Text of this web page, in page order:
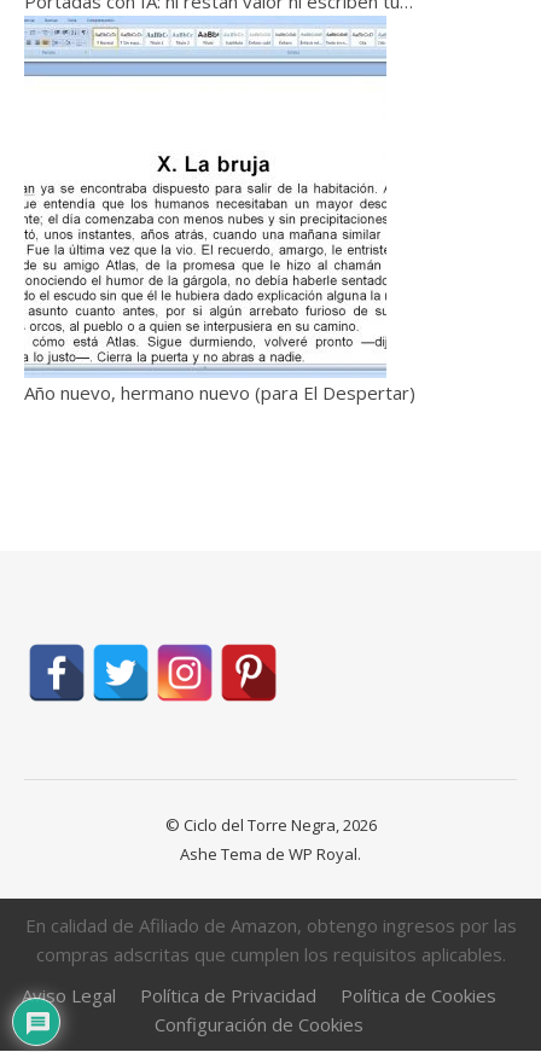
Año nuevo, hermano nuevo (para El Despertar)
© Ciclo del Torre Negra, 2026
Ashe Tema de WP Royal.
En calidad de Afiliado de Amazon, obtengo ingresos por las
compras adscritas que cumplen los requisitos aplicables.
Aviso Legal
Política de Privacidad
Política de Cookies
Configuración de Cookies